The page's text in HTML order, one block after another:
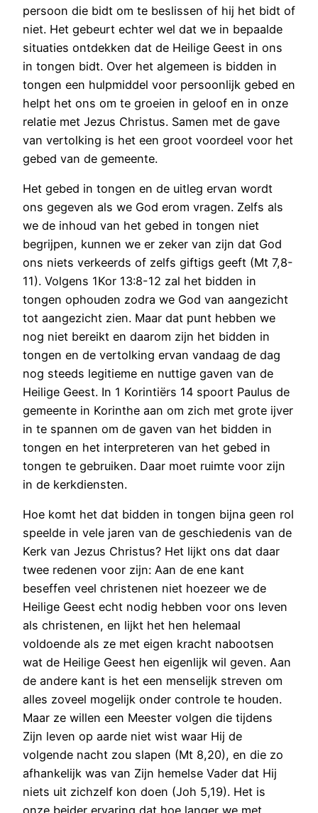
persoon die bidt om te beslissen of hij het bidt of
niet. Het gebeurt echter wel dat we in bepaalde
situaties ontdekken dat de Heilige Geest in ons
in tongen bidt. Over het algemeen is bidden in
tongen een hulpmiddel voor persoonlijk gebed en
helpt het ons om te groeien in geloof en in onze
relatie met Jezus Christus. Samen met de gave
van vertolking is het een groot voordeel voor het
gebed van de gemeente.
Het gebed in tongen en de uitleg ervan wordt
ons gegeven als we God erom vragen. Zelfs als
we de inhoud van het gebed in tongen niet
begrijpen, kunnen we er zeker van zijn dat God
ons niets verkeerds of zelfs giftigs geeft (Mt 7,8-
11). Volgens 1Kor 13:8-12 zal het bidden in
tongen ophouden zodra we God van aangezicht
tot aangezicht zien. Maar dat punt hebben we
nog niet bereikt en daarom zijn het bidden in
tongen en de vertolking ervan vandaag de dag
nog steeds legitieme en nuttige gaven van de
Heilige Geest. In 1 Korintiërs 14 spoort Paulus de
gemeente in Korinthe aan om zich met grote ijver
in te spannen om de gaven van het bidden in
tongen en het interpreteren van het gebed in
tongen te gebruiken. Daar moet ruimte voor zijn
in de kerkdiensten.
Hoe komt het dat bidden in tongen bijna geen rol
speelde in vele jaren van de geschiedenis van de
Kerk van Jezus Christus? Het lijkt ons dat daar
twee redenen voor zijn: Aan de ene kant
beseffen veel christenen niet hoezeer we de
Heilige Geest echt nodig hebben voor ons leven
als christenen, en lijkt het hen helemaal
voldoende als ze met eigen kracht nabootsen
wat de Heilige Geest hen eigenlijk wil geven. Aan
de andere kant is het een menselijk streven om
alles zoveel mogelijk onder controle te houden.
Maar ze willen een Meester volgen die tijdens
Zijn leven op aarde niet wist waar Hij de
volgende nacht zou slapen (Mt 8,20), en die zo
afhankelijk was van Zijn hemelse Vader dat Hij
niets uit zichzelf kon doen (Joh 5,19). Het is